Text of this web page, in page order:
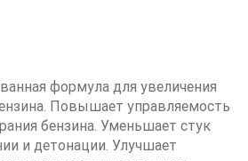
формула для увеличения
Повышает управляемость
бензина. Уменьшает стук
и детонации. Улучшает